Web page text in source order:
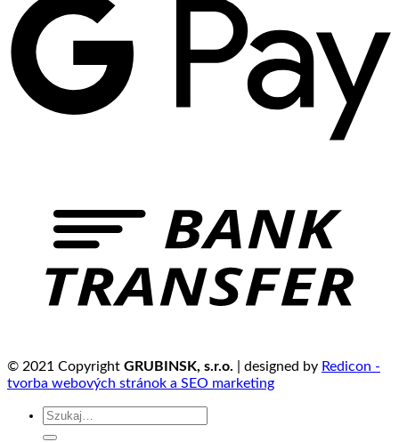
© 2021 Copyright GRUBINSK, s.r.o. | designed by Redicon -
tvorba webových stránok a SEO marketing
Szukaj: